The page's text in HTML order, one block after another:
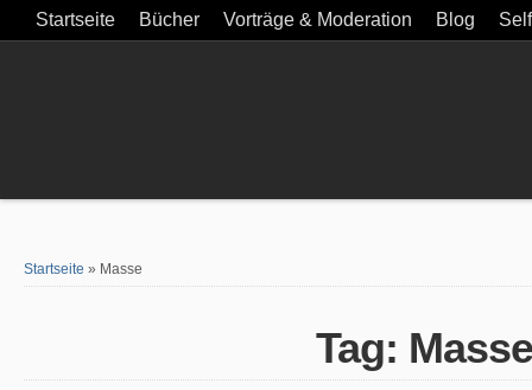
Startseite Bücher Vorträge & Moderation Blog
Startseite » Masse
Tag: Masse